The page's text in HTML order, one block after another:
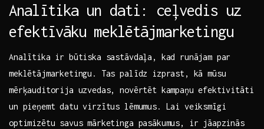
Analītika un dati: ceļvedis uz
efektīvāku meklētājmarketingu
Analītika ir būtiska sastāvdaļa, kad runājam par
meklētājmarketingu. Tas palīdz izprast, kā mūsu
mērķauditorija uzvedas, novērtēt kampaņu⁤ efektivitāti
​un pieņemt datu virzītus lēmumus. Lai veiksmīgi
optimizētu savus mārketinga pasākumus, ‍ir jāapzinās